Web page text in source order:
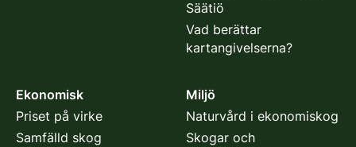
Säätiö
Vad berättar
kartangivelserna?
Ekonomisk
Priset på virke
Samfälld skog
Miljö
Naturvård i ekonomiskog
Skogar och